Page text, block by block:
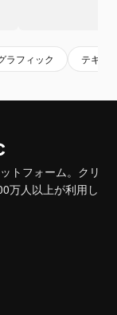
ラフィック テキス
トフォーム。クリ
万人以上が利用し